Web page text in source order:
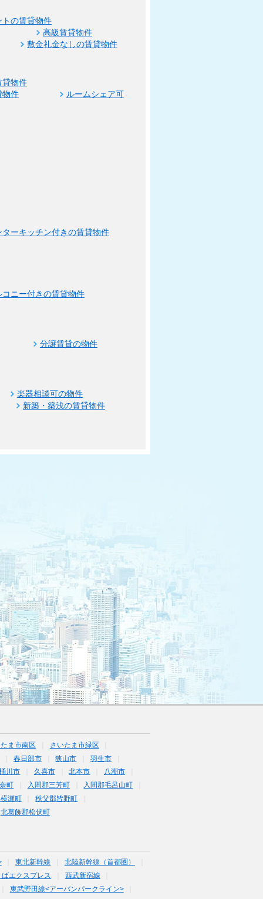
トの賃貸物件
高級賃貸物件
敷金礼金なしの賃貸物件
貸物件
物件
ルームシェア可
ターキッチン付きの賃貸物件
ニー付きの賃貸物件
分譲賃貸の物件
楽器相談可の物件
新築・築浅の賃貸物件
ま市南区
さいたま市緑区
春日部市 狭山市
羽生市
川市 久喜市 北本市
八潮市
町 入間郡三芳町
入間郡毛呂山町
瀬町
秩父郡皆野町
北葛飾郡松伏町
東北新幹線
北陸新幹線（首都圏）
ばエクスプレス
西武新宿線
東武野田線<アーバンパークライン>